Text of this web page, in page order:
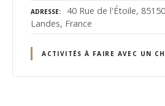
ADRESSE
40 Rue de l'Étoile,
Landes, France
ACTIVITÉS À FAIRE AVEC UN